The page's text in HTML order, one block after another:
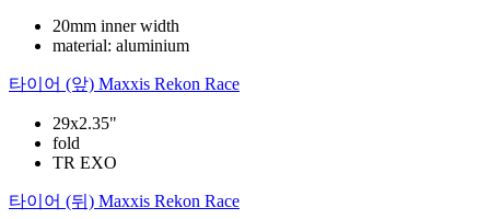
20mm inner width
material: aluminium
타이어 (앞) Maxxis Rekon Race
29x2.35"
fold
TR EXO
타이어 (뒤) Maxxis Rekon Race